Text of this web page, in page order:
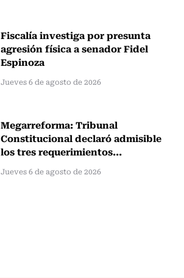
Fiscalía investiga por presunta
agresión física a senador Fidel
Espinoza
Jueves 6 de agosto de 2026
Megarreforma: Tribunal
Constitucional declaró admisible
los tres requerimientos...
Jueves 6 de agosto de 2026